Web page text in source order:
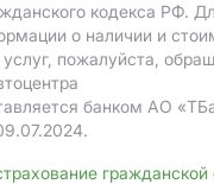
кодекса РФ.
о наличии и
пожалуйста,
банком АO
гражданской